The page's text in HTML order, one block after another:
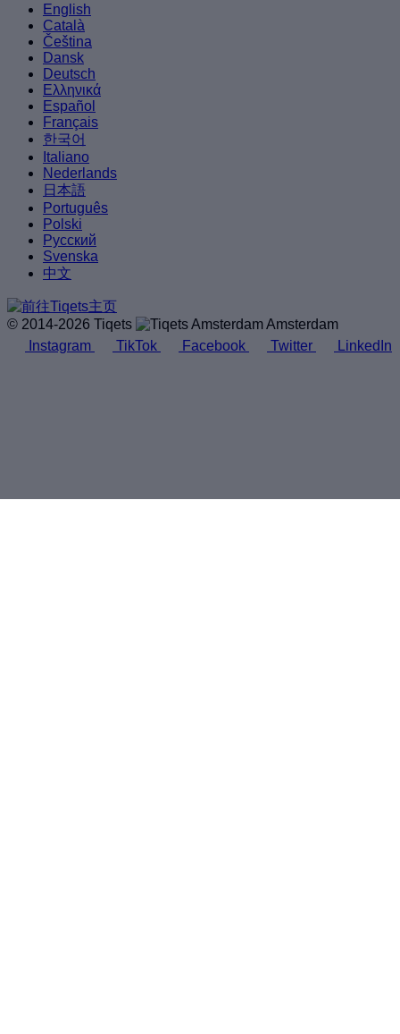
English
Català
Čeština
Dansk
Deutsch
Ελληνικά
Español
Français
한국어
Italiano
Nederlands
日本語
Português
Polski
Русский
Svenska
中文
© 2014-2026 Tiqets
Amsterdam
Instagram
TikTok Facebook Twitter LinkedIn